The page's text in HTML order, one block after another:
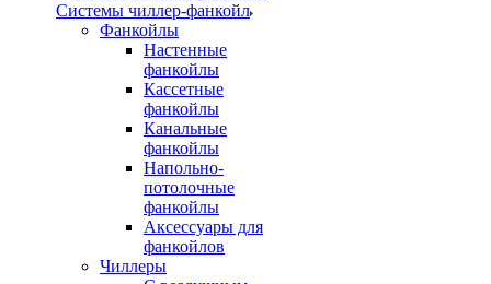
Системы чиллер-фанкойл
Фанкойлы
Настенные
фанкойлы
Кассетные
фанкойлы
Канальные
фанкойлы
Напольно-
потолочные
фанкойлы
Аксессуары для
фанкойлов
Чиллеры